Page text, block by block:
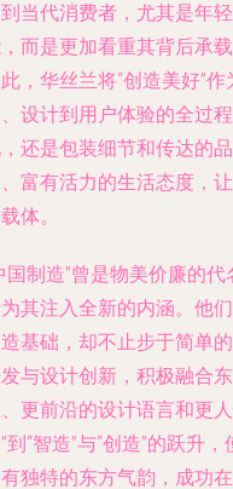
当代消费者，尤其是年
而是更加看重其背后承
，华丝兰将“创造美好”
设计到用户体验的全过
还是包装细节和传达的
富有活力的生活态度，
体。
国制造”曾是物美价廉的
其注入全新的内涵。他
基础，却不止步于简单
与设计创新，积极融合
更前沿的设计语言和更
到“智造”与“创造”的跃升
独特的东方气韵，成功